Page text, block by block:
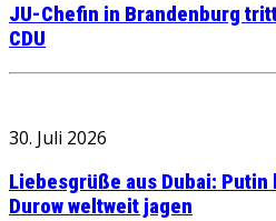
JU-Chefin in Brandenburg
CDU
30. Juli 2026
Liebesgrüße aus Dubai:
Durow weltweit jagen